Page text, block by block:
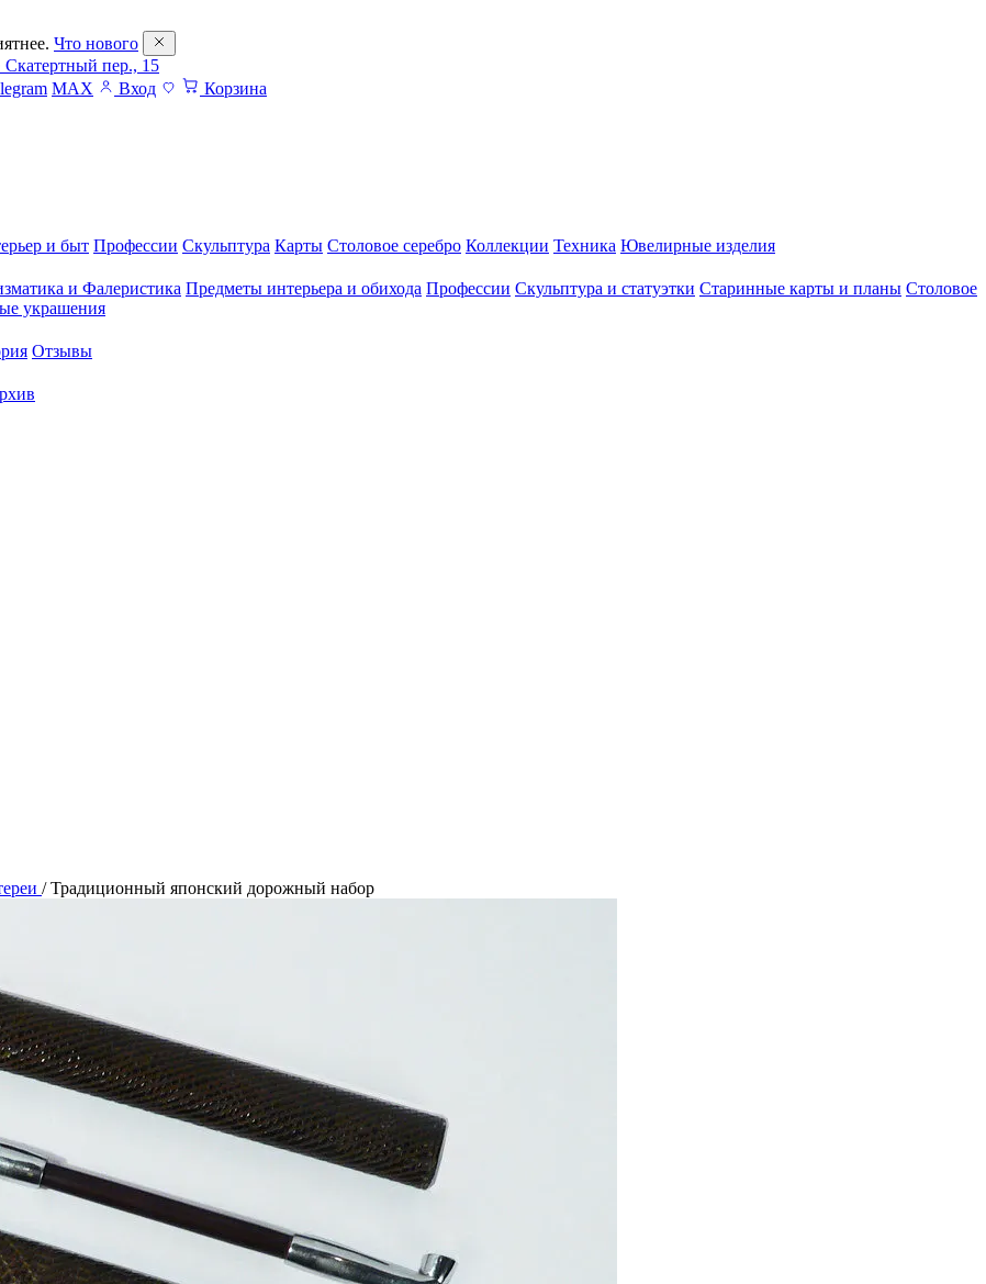
Что нового
Скатертный пер., 15
MAX Вход Корзина
и быт Профессии Скульптура Карты Столовое серебро Коллекции Техника Ювелирные изделия
и Фалеристика Предметы интерьера и обихода Профессии Скульптура и статуэтки Старинные карты и планы Столовое
украшения
Отзывы
/ Традиционный японский дорожный набор